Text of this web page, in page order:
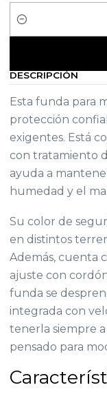
Cantidad
DESCRIPCIÓN
Esta funda para
protección
exigentes. Está
con tratamiento
ayuda a
humedad y el
Su color de
en distintos
Además, cuenta
ajuste con
funda se
integrada con
tenerla siempre
pensado para